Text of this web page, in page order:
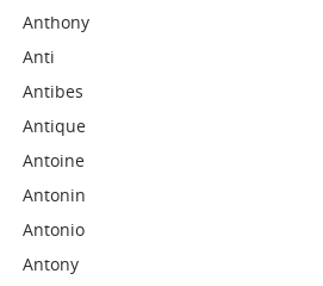
Anthony
Anti
Antibes
Antique
Antoine
Antonin
Antonio
Antony